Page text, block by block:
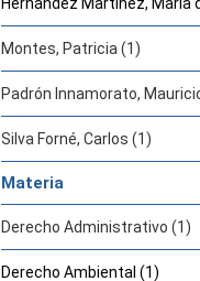
Montes, Patricia (1)
Padrón Innamorato,
Silva Forné, Carlos (1)
Materia
Derecho Administrativo (1)
Derecho Ambiental (1)